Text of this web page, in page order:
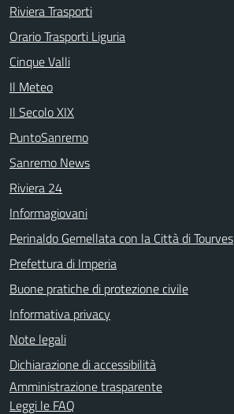
Riviera Trasporti
Orario Trasporti Liguria
Cinque Valli
Il Meteo
Il Secolo XIX
PuntoSanremo
Sanremo News
Riviera 24
Informagiovani
Perinaldo Gemellata con la Città di Tourves
Prefettura di Imperia
Buone pratiche di protezione civile
Informativa privacy
Note legali
Dichiarazione di accessibilità
Amministrazione trasparente
Leggi le FAQ